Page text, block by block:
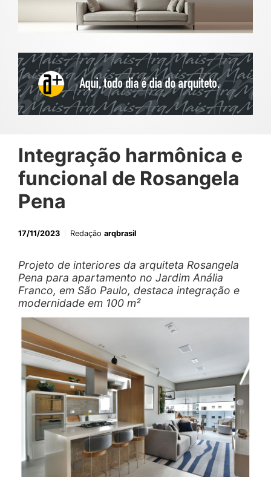
Integração harmônica e
funcional de Rosangela
Pena
17/11/2023 Redação arqbrasil
Projeto de interiores da arquiteta Rosangela
Pena para apartamento no Jardim Anália
Franco, em São Paulo, destaca integração e
modernidade em 100 m²